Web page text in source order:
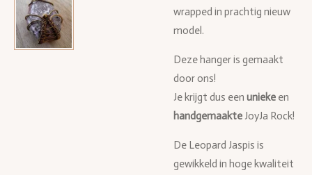
wrapped in prachtig nieuw
model.
Deze hanger is gemaakt
door ons!
Je krijgt dus een unieke en
handgemaakte JoyJa Rock!
De Leopard Jaspis is
gewikkeld in hoge kwaliteit